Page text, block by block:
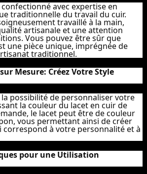
avec expertise en
traditionnelle du travail du cuir.
travaillé à la main,
artisanale et une attention
Vous pouvez être sûr que
une pièce unique, imprégnée de
traditionnel.
Mesure: Créez Votre Style
possibilité de personnaliser votre
la couleur du lacet en cuir de
le lacet peut être de couleur
vous permettant ainsi de créer
correspond à votre personnalité et à
pour une Utilisation